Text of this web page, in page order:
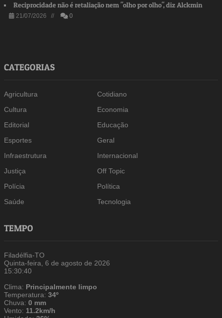
Reciprocidade não é retaliação nem "olho por olho", diz Alckmin
21/07/2026 // 0
CATEGORIAS
Agricultura
Cotidiano
Cultura
Economia
Editorial
Educação
Esportes
Geral
Infraestrutura
Internacional
Justiça
Off Topic
Polícia
Política
Saúde
Tecnologia
TEMPO
Filadélfia-TO
Quinta-feira, 6 de agosto de 2026
15:30:41
Clima: Principalmente limpo
Temperatura:34º
Chuva:0 mm
Vento: 11.2km/h